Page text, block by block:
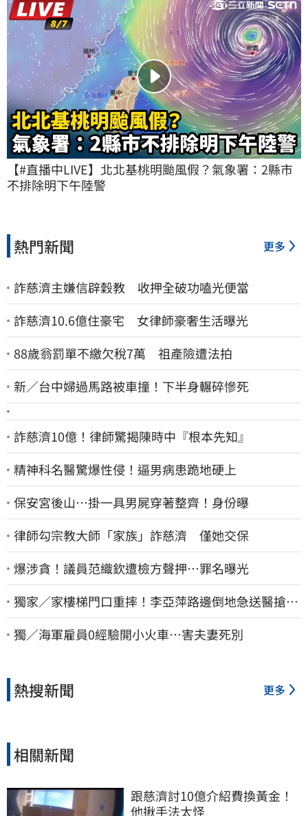
【#直播中LIVE】北北基桃明颱風假？氣象署：2縣市
不排除明下午陸警
熱門新聞 更多
詐慈濟主嫌信辟穀教 收押全破功嗑光便當
詐慈濟10.6億住豪宅 女律師豪奢生活曝光
88歲翁罰單不繳欠稅7萬 祖產險遭法拍
新／台中婦過馬路被車撞！下半身輾碎慘死
詐慈濟10億！律師驚揭陳時中『根本先知』
精神科名醫驚爆性侵！逼男病患跪地硬上
保安宮後山…掛一具男屍穿著整齊！身份曝
律師勾宗教大師「家族」詐慈濟 僅她交保
爆涉貪！議員范織欽遭檢方聲押…罪名曝光
獨家／家樓梯門口重摔！李亞萍路邊倒地急送醫搶
命 「最新傷況」曝
獨／海軍雇員0經驗開小火車…害夫妻死別
熱搜新聞 更多
相關新聞
跟慈濟討10億介紹費換黃金！
他揪手法太怪